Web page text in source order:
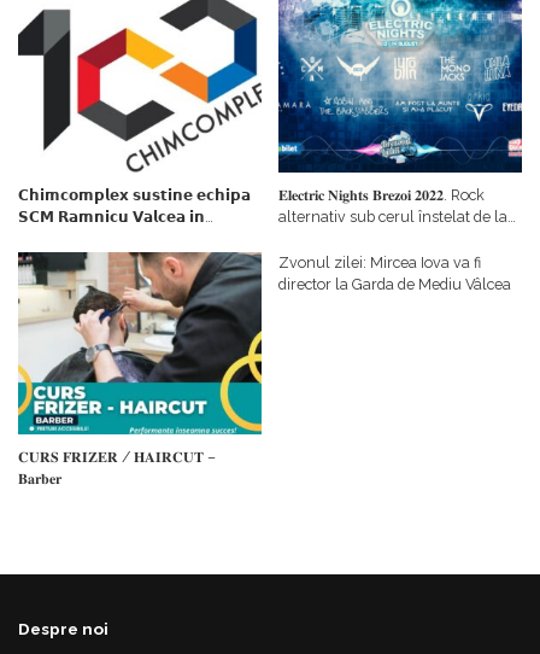
𝗖𝗵𝗶𝗺𝗰𝗼𝗺𝗽𝗹𝗲𝘅 𝘀𝘂𝘀𝘁𝗶𝗻𝗲 𝗲𝗰𝗵𝗶𝗽𝗮
𝗦𝗖𝗠 𝗥𝗮𝗺𝗻𝗶𝗰𝘂 𝗩𝗮𝗹𝗰𝗲𝗮 𝗶𝗻
𝗳𝗶𝗻𝗮𝗻𝘁𝗮𝘁𝗼𝗿
𝐄𝐥𝐞𝐜𝐭𝐫𝐢𝐜 𝐍𝐢𝐠𝐡𝐭𝐬 𝐁𝐫𝐞𝐳𝐨𝐢 𝟐𝟎𝟐𝟐. Rock
alternativ sub cerul înstelat de la
𝐂𝐔𝐑𝐒 𝐅𝐑𝐈𝐙𝐄𝐑 / 𝐇𝐀𝐈𝐑𝐂𝐔𝐓 –
𝐁𝐚𝐫𝐛𝐞𝐫
Zvonul zilei: Mircea Iova va fi
director la Garda de Mediu Vâlcea
Despre noi